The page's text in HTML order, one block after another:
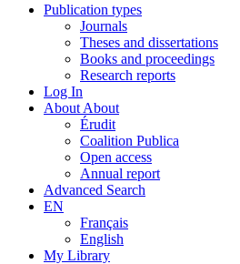
Publication types
Journals
Theses and dissertations
Books and proceedings
Research reports
Log In
About About
Érudit
Coalition Publica
Open access
Annual report
Advanced Search
EN
Français
English
My Library